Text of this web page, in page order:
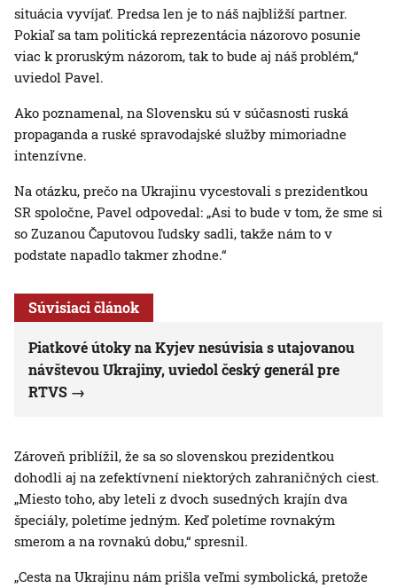
situácia vyvíjať. Predsa len je to náš najbližší partner.
Pokiaľ sa tam politická reprezentácia názorovo posunie
viac k proruským názorom, tak to bude aj náš problém,“
uviedol Pavel.
Ako poznamenal, na Slovensku sú v súčasnosti ruská
propaganda a ruské spravodajské služby mimoriadne
intenzívne.
Na otázku, prečo na Ukrajinu vycestovali s prezidentkou
SR spoločne, Pavel odpovedal: „Asi to bude v tom, že sme si
so Zuzanou Čaputovou ľudsky sadli, takže nám to v
podstate napadlo takmer zhodne.“
Súvisiaci článok
Piatkové útoky na Kyjev nesúvisia s utajovanou
návštevou Ukrajiny, uviedol český generál pre
RTVS
Zároveň priblížil, že sa so slovenskou prezidentkou
dohodli aj na zefektívnení niektorých zahraničných ciest.
„Miesto toho, aby leteli z dvoch susedných krajín dva
špeciály, poletíme jedným. Keď poletíme rovnakým
smerom a na rovnakú dobu,“ spresnil.
„Cesta na Ukrajinu nám prišla veľmi symbolická, pretože